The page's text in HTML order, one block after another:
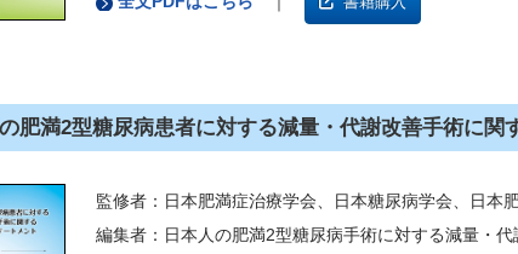
肥満2型糖尿病患者に対する減量・代謝改善手術に関
監修者：日本肥満症治療学会、日本糖尿病学会、日本
編集者：日本人の肥満2型糖尿病手術に対する減量・